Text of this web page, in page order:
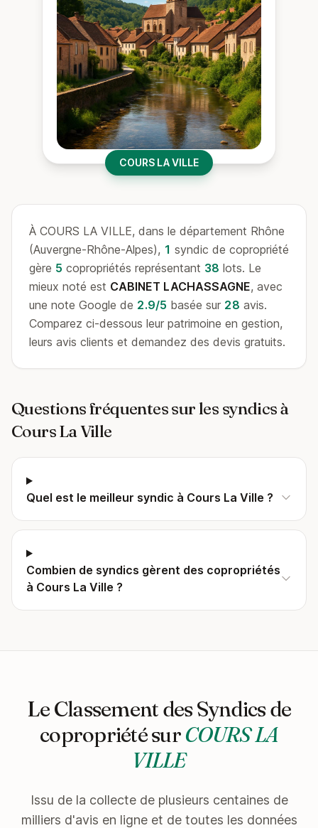
COURS LA VILLE
À COURS LA VILLE, dans le département Rhône
(Auvergne-Rhône-Alpes), 1 syndic de copropriété
gère 5 copropriétés représentant 38 lots. Le
mieux noté est CABINET LACHASSAGNE, avec
une note Google de 2.9/5 basée sur 28 avis.
Comparez ci-dessous leur patrimoine en gestion,
leurs avis clients et demandez des devis gratuits.
Questions fréquentes sur les syndics à
Cours La Ville
Quel est le meilleur syndic à Cours La Ville ?
Combien de syndics gèrent des copropriétés
à Cours La Ville ?
Le Classement des Syndics de
copropriété surCOURS LA
VILLE
Issu de la collecte de plusieurs centaines de
milliers d'avis en ligne et de toutes les données